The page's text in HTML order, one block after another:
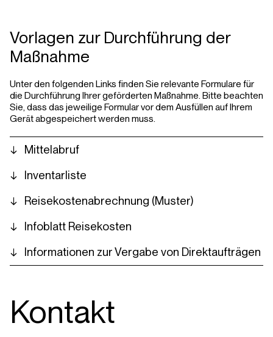
Vorlagen zur Durchführung der
Maßnahme
Unter den folgenden Links finden Sie relevante Formulare für
die Durchführung Ihrer geförderten Maßnahme. Bitte beachten
Sie, dass das jeweilige Formular vor dem Ausfüllen auf Ihrem
Gerät abgespeichert werden muss.
Mittelabruf
Inventarliste
Reisekostenabrechnung (Muster)
Infoblatt Reisekosten
Informationen zur Vergabe von Direktaufträgen
Kontakt